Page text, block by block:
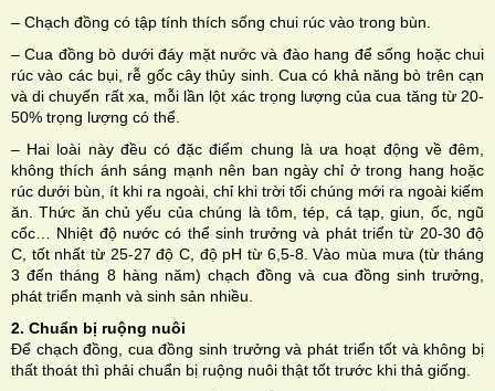
– Chạch đồng có tập tính thích sống chui rúc vào trong bùn.
– Cua đồng bò dưới đáy mặt nước và đào hang để sống hoặc chui
rúc vào các bụi, rễ gốc cây thủy sinh. Cua có khả năng bò trên cạn
và di chuyển rất xa, mỗi lần lột xác trọng lượng của cua tăng từ 20-
50% trọng lượng có thể.
– Hai loài này đều có đặc điểm chung là ưa hoạt động về đêm,
không thích ánh sáng mạnh nên ban ngày chỉ ở trong hang hoặc
rúc dưới bùn, ít khi ra ngoài, chỉ khi trời tối chúng mới ra ngoài kiếm
ăn. Thức ăn chủ yếu của chúng là tôm, tép, cá tạp, giun, ốc, ngũ
cốc… Nhiệt độ nước có thể sinh trưởng và phát triển từ 20-30 độ
C, tốt nhất từ 25-27 độ C, độ pH từ 6,5-8. Vào mùa mưa (từ tháng
3 đến tháng 8 hàng năm) chạch đồng và cua đồng sinh trưởng,
phát triển mạnh và sinh sản nhiều.
2. Chuẩn bị ruộng nuôi
Để chạch đồng, cua đồng sinh trưởng và phát triển tốt và không bị
thất thoát thì phải chuẩn bị ruộng nuôi thật tốt trước khi thả giống.